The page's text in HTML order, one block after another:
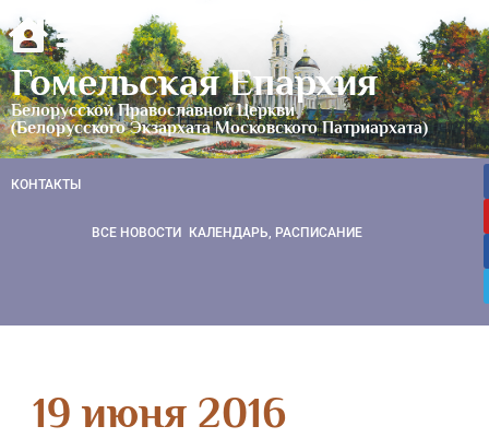
Гомельская Епархия
Белорусской Православной Церкви
(Белорусского Экзархата Московского Патриархата)
КОНТАКТЫ
ВСЕ НОВОСТИ КАЛЕНДАРЬ, РАСПИСАНИЕ
19 июня 2016